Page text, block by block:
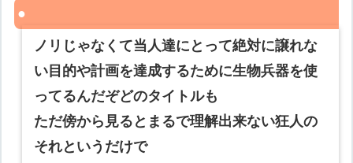
ノリじゃなくて当人達にとって絶対に譲れな
い目的や計画を達成するために生物兵器を使
ってるんだぞどのタイトルも
ただ傍から見るとまるで理解出来ない狂人の
それというだけで